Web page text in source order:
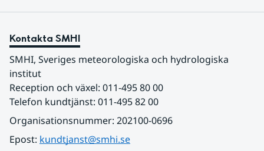
Kontakta SMHI
SMHI, Sveriges meteorologiska och hydrologiska
institut
Reception och växel: 011-495 80 00
Telefon kundtjänst: 011-495 82 00
Organisationsnummer: 202100-0696
Epost: kundtjanst@smhi.se